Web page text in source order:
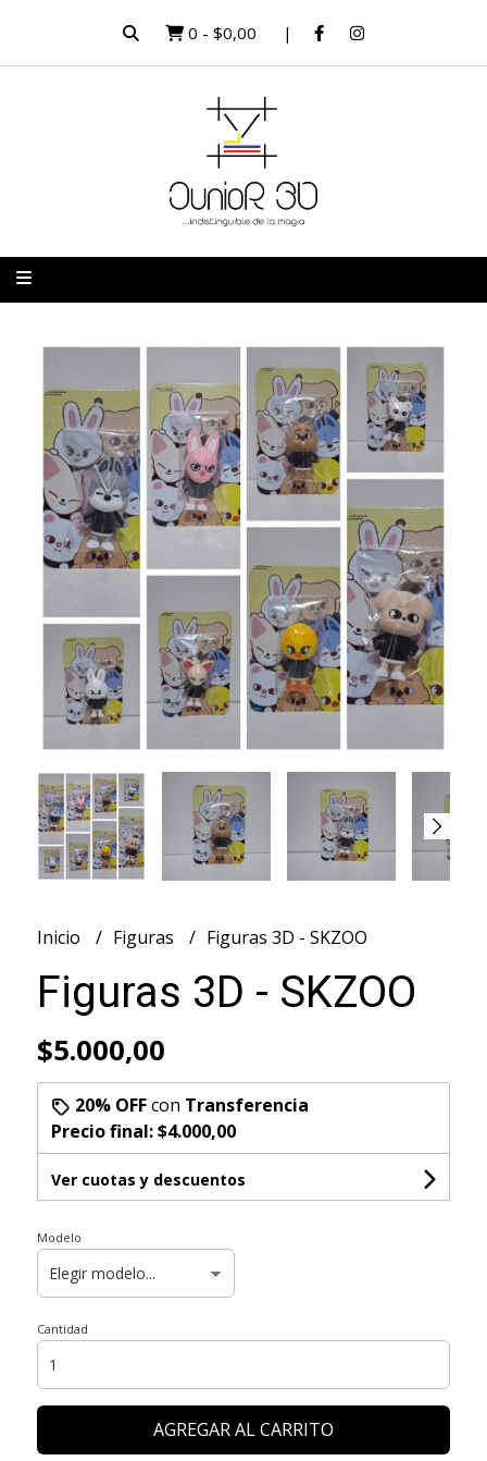
0 - $0,00
Inicio Figuras Figuras 3D - SKZOO
Figuras 3D - SKZOO
$5.000,00
20% OFFcon Transferencia
Precio final:$4.000,00
Ver cuotas y descuentos
Modelo
Cantidad
AGREGAR AL CARRITO